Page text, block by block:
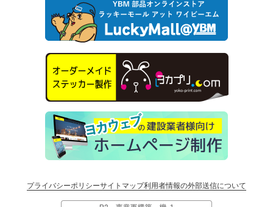
プライバシーポリシーサイトマップ利用者情報の外部送信について